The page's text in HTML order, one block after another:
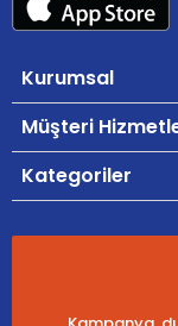
Kurumsal
Müşteri
Kategoriler